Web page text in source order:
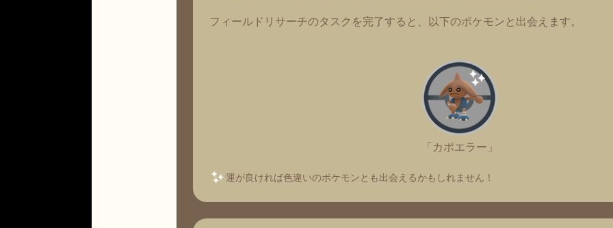
フィールドリサーチのタスクを完了すると、以下のポケモンと出会えます。
「カポエラー」
運が良ければ色違いのポケモンとも出会えるかもしれません！